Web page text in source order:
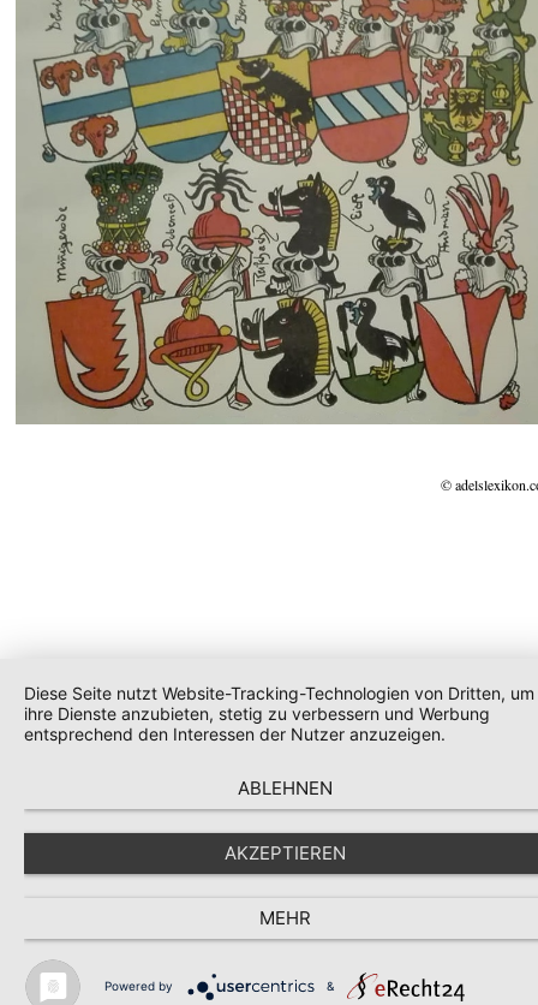
©
Diese Seite nutzt Website-Tracking-Technologien von Dritten, um
ihre Dienste anzubieten, stetig zu verbessern und Werbung
entsprechend den Interessen der Nutzer anzuzeigen.
ABLEHNEN
AKZEPTIEREN
MEHR
Powered by &